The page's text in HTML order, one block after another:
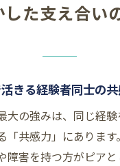
た支え合い
きる経験者同士の
大の強みは、同じ経
「共感力」にありま
障害を持つ方がピア